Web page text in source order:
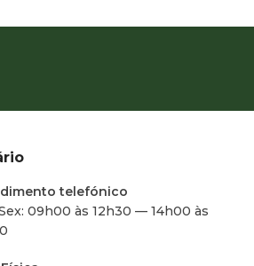
telefónico
09h00 às 12h30 — 14h00 às